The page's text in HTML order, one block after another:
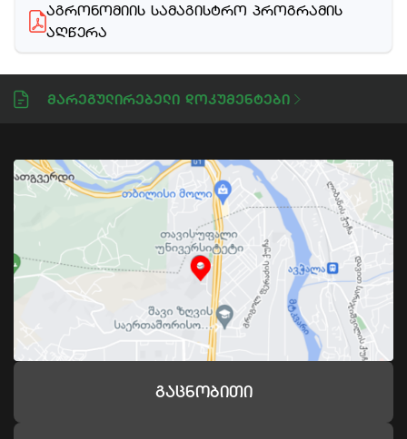
ᲐᲒᲠᲝᲜᲝᲛᲘᲘᲡ ᲡᲐᲛᲐᲒᲘᲡᲢᲠᲝ ᲞᲠᲝᲒᲠᲐᲛᲘᲡ
ᲐᲦᲬᲔᲠᲐ
Მარეგულირებელი Დოკუმენტები
Გაცნობითი